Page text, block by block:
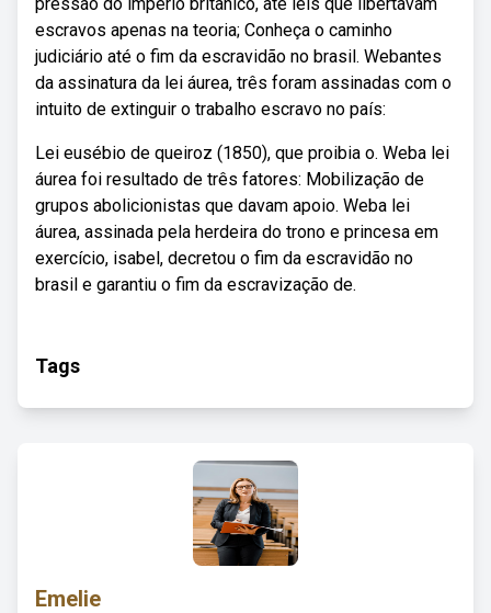
escravos apenas na teoria; Conheça o caminho
judiciário até o fim da escravidão no brasil. Webantes
da assinatura da lei áurea, três foram assinadas com o
intuito de extinguir o trabalho escravo no país:
Lei eusébio de queiroz (1850), que proibia o. Weba lei
áurea foi resultado de três fatores: Mobilização de
grupos abolicionistas que davam apoio. Weba lei
áurea, assinada pela herdeira do trono e princesa em
exercício, isabel, decretou o fim da escravidão no
brasil e garantiu o fim da escravização de.
Tags
Emelie